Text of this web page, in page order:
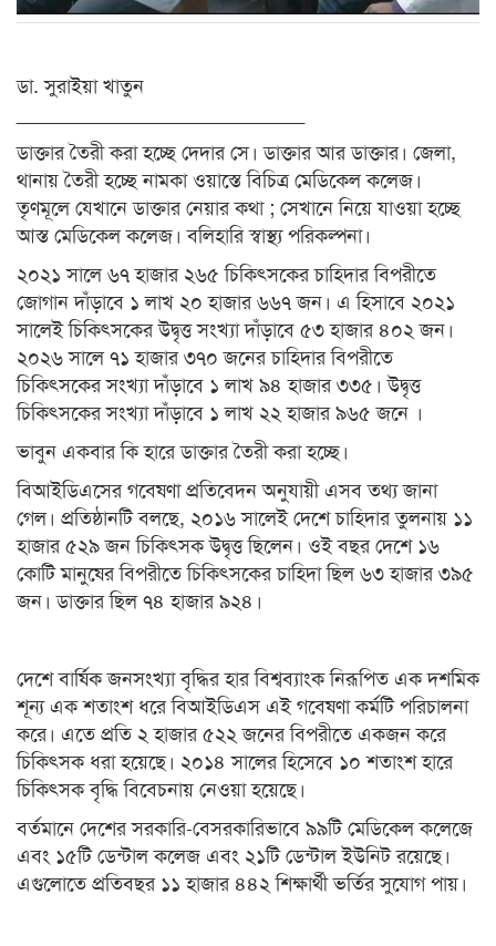
ডা. সুরাইয়া খাতুন
ডাক্তার তৈরী করা হচ্ছে দেদার সে। ডাক্তার আর ডাক্তার। জেলা,
থানায় তৈরী হচ্ছে নামকা ওয়াস্তে বিচিত্র মেডিকেল কলেজ।
তৃণমূলে যেখানে ডাক্তার নেয়ার কথা ; সেখানে নিয়ে যাওয়া হচ্ছে
আস্ত মেডিকেল কলেজ। বলিহারি স্বাস্থ্য পরিকল্পনা।
২০২১ সালে ৬৭ হাজার ২৬৫ চিকিৎসকের চাহিদার বিপরীতে
জোগান দাঁড়াবে ১ লাখ ২০ হাজার ৬৬৭ জন। এ হিসাবে ২০২১
সালেই চিকিৎসকের উদ্বৃত্ত সংখ্যা দাঁড়াবে ৫৩ হাজার ৪০২ জন।
২০২৬ সালে ৭১ হাজার ৩৭০ জনের চাহিদার বিপরীতে
চিকিৎসকের সংখ্যা দাঁড়াবে ১ লাখ ৯৪ হাজার ৩৩৫। উদ্বৃত্ত
চিকিৎসকের সংখ্যা দাঁড়াবে ১ লাখ ২২ হাজার ৯৬৫ জনে ।
ভাবুন একবার কি হারে ডাক্তার তৈরী করা হচ্ছে।
বিআইডিএসের গবেষণা প্রতিবেদন অনুযায়ী এসব তথ্য জানা
গেল। প্রতিষ্ঠানটি বলছে, ২০১৬ সালেই দেশে চাহিদার তুলনায় ১১
হাজার ৫২৯ জন চিকিৎসক উদ্বৃত্ত ছিলেন। ওই বছর দেশে ১৬
কোটি মানুষের বিপরীতে চিকিৎসকের চাহিদা ছিল ৬৩ হাজার ৩৯৫
জন। ডাক্তার ছিল ৭৪ হাজার ৯২৪।
দেশে বার্ষিক জনসংখ্যা বৃদ্ধির হার বিশ্বব্যাংক নিরূপিত এক দশমিক
শূন্য এক শতাংশ ধরে বিআইডিএস এই গবেষণা কর্মটি পরিচালনা
করে। এতে প্রতি ২ হাজার ৫২২ জনের বিপরীতে একজন করে
চিকিৎসক ধরা হয়েছে। ২০১৪ সালের হিসেবে ১০ শতাংশ হারে
চিকিৎসক বৃদ্ধি বিবেচনায় নেওয়া হয়েছে।
বর্তমানে দেশের সরকারি-বেসরকারিভাবে ৯৯টি মেডিকেল কলেজে
এবং ১৫টি ডেন্টাল কলেজ এবং ২১টি ডেন্টাল ইউনিট রয়েছে।
এগুলোতে প্রতিবছর ১১ হাজার ৪৪২ শিক্ষার্থী ভর্তির সুযোগ পায়।